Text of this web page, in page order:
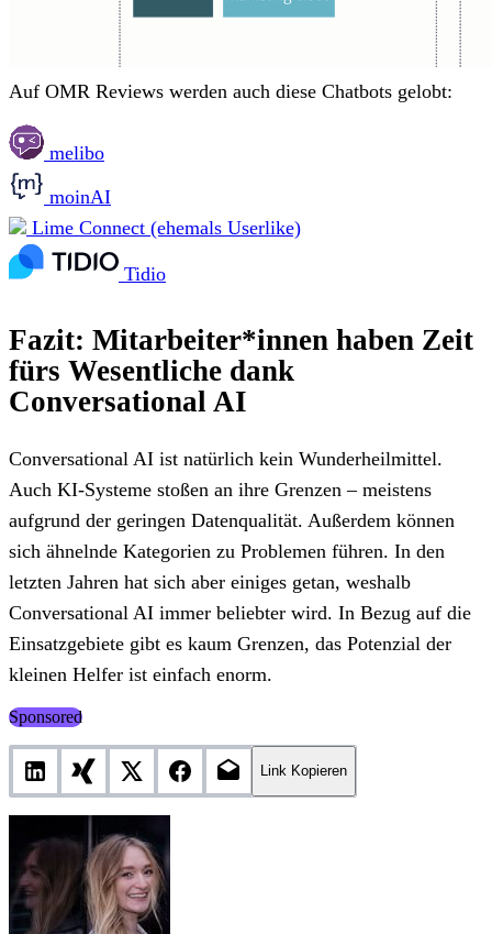
Auf OMR Reviews werden auch diese Chatbots gelobt:
melibo
moinAI
Lime Connect (ehemals Userlike)
Tidio
Fazit: Mitarbeiter*innen haben Zeit
fürs Wesentliche dank
Conversational AI
Conversational AI ist natürlich kein Wunderheilmittel.
Auch KI-Systeme stoßen an ihre Grenzen – meistens
aufgrund der geringen Datenqualität. Außerdem können
sich ähnelnde Kategorien zu Problemen führen. In den
letzten Jahren hat sich aber einiges getan, weshalb
Conversational AI immer beliebter wird. In Bezug auf die
Einsatzgebiete gibt es kaum Grenzen, das Potenzial der
kleinen Helfer ist einfach enorm.
Sponsored
Link Kopieren